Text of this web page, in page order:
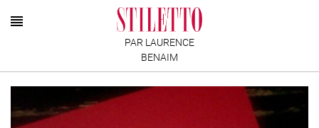
PAR LAURENCE
BENAIM